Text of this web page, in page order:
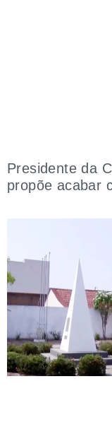
Presidente da
propõe acabar